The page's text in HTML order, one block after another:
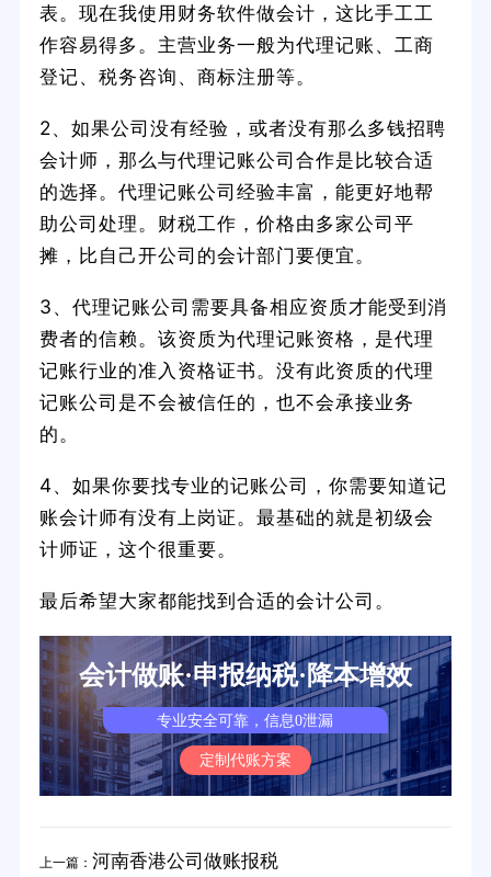
表。现在我使用财务软件做会计，这比手工工
作容易得多。主营业务一般为代理记账、工商
登记、税务咨询、商标注册等。
2、如果公司没有经验，或者没有那么多钱招聘
会计师，那么与代理记账公司合作是比较合适
的选择。代理记账公司经验丰富，能更好地帮
助公司处理。财税工作，价格由多家公司平
摊，比自己开公司的会计部门要便宜。
3、代理记账公司需要具备相应资质才能受到消
费者的信赖。该资质为代理记账资格，是代理
记账行业的准入资格证书。没有此资质的代理
记账公司是不会被信任的，也不会承接业务
的。
4、如果你要找专业的记账公司，你需要知道记
账会计师有没有上岗证。最基础的就是初级会
计师证，这个很重要。
最后希望大家都能找到合适的会计公司。
会计做账·申报纳税·降本增效
专业安全可靠，信息0泄漏
定制代账方案
上一篇： 河南香港公司做账报税